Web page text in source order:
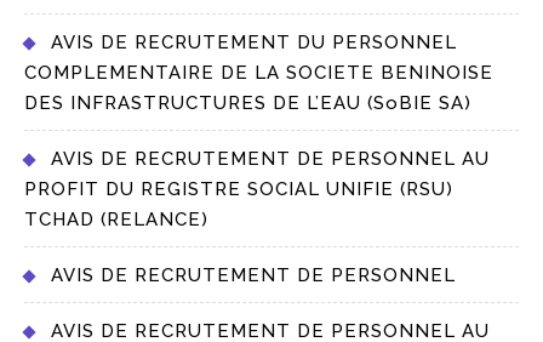
AVIS DE RECRUTEMENT DU PERSONNEL
COMPLEMENTAIRE DE LA SOCIETE BENINOISE
DES INFRASTRUCTURES DE L’EAU (SoBIE SA)
AVIS DE RECRUTEMENT DE PERSONNEL AU
PROFIT DU REGISTRE SOCIAL UNIFIE (RSU)
TCHAD (RELANCE)
AVIS DE RECRUTEMENT DE PERSONNEL
AVIS DE RECRUTEMENT DE PERSONNEL AU